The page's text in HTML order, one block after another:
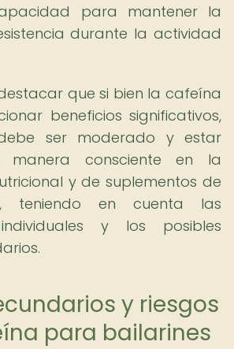
para mantener la
durante la actividad
que si bien la cafeína
beneficios significativos,
ser moderado y estar
manera consciente en la
y de suplementos de
teniendo en cuenta las
y los posibles
y riesgos
para bailarines